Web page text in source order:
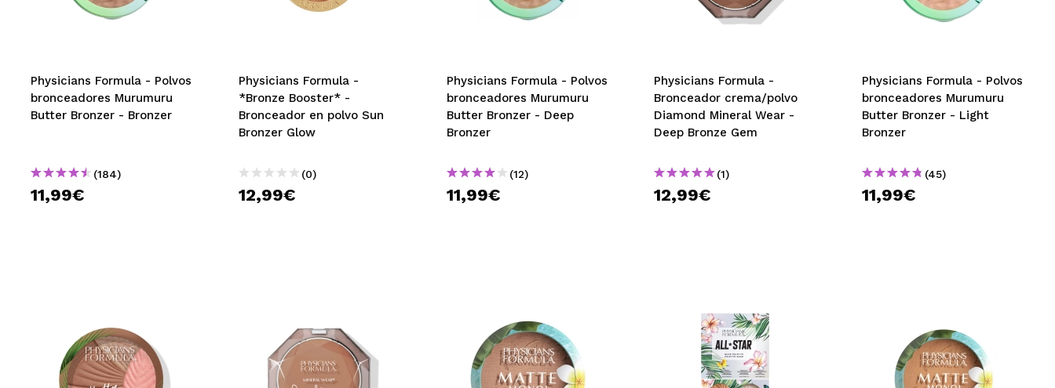
MAQUIFARMA
TRAVEL SIZE
NATURE
OFERTAS
OUTLET
Physicians Formula - Polvos
bronceadores Murumuru
Butter Bronzer - Bronzer
(184)
11,99€
Physicians Formula -
*Bronze Booster* -
Bronceador en polvo Sun
Bronzer Glow
(0)
12,99€
Physicians Formula - Polvos
bronceadores Murumuru
Butter Bronzer - Deep
Bronzer
(12)
11,99€
Physicians Formula -
Bronceador crema/polvo
Diamond Mineral Wear -
Deep Bronze Gem
(1)
12,99€
Physicians Formula - Polvos
bronceadores Murumuru
Butter Bronzer - Light
Bronzer
(45)
11,99€